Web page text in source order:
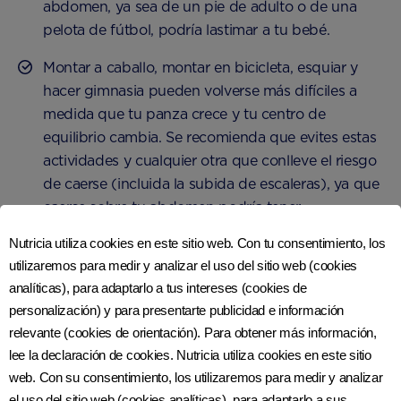
abdomen, ya sea de un pie de adulto o de una
pelota de fútbol, ​​podría lastimar a tu bebé.
Montar a caballo, montar en bicicleta, esquiar y
hacer gimnasia pueden volverse más difíciles a
medida que tu panza crece y tu centro de
equilibrio cambia. Se recomienda que evites estas
actividades y cualquier otra que conlleve el riesgo
de caerse (incluida la subida de escaleras), ya que
caerse sobre tu abdomen podría tener
continuar en las primeras etapas, pero vale la pena
pensar en una alternativa si, más adelante en tu
embarazo, tu panza comienza a restringir los
movimientos de las piernas y comienzas a sentirte
desequilibrada.
Nutricia utiliza cookies en este sitio web. Con tu consentimiento, los
utilizaremos para medir y analizar el uso del sitio web (cookies
analíticas), para adaptarlo a tus intereses (cookies de
personalización) y para presentarte publicidad e información
relevante (cookies de orientación). Para obtener más información,
lee la declaración de cookies. Nutricia utiliza cookies en este sitio
web. Con su consentimiento, los utilizaremos para medir y analizar